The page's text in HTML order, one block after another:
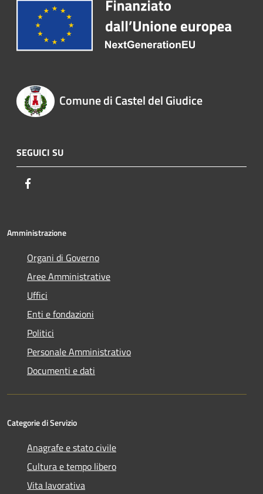
Comune di Castel del Giudice
SEGUICI SU
Amministrazione
Organi di Governo
Aree Amministrative
Uffici
Enti e fondazioni
Politici
Personale Amministrativo
Documenti e dati
Categorie di Servizio
Anagrafe e stato civile
Cultura e tempo libero
Vita lavorativa